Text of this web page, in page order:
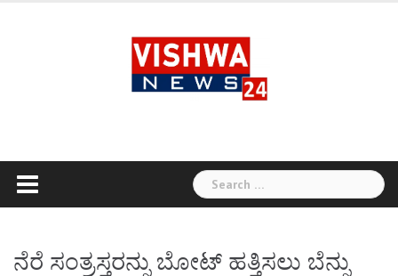
Search
for:
ನೆರೆ ಸಂತ್ರಸ್ತರನ್ನು ಬೋಟ್ ಹತ್ತಿಸಲು ಬೆನ್ನು